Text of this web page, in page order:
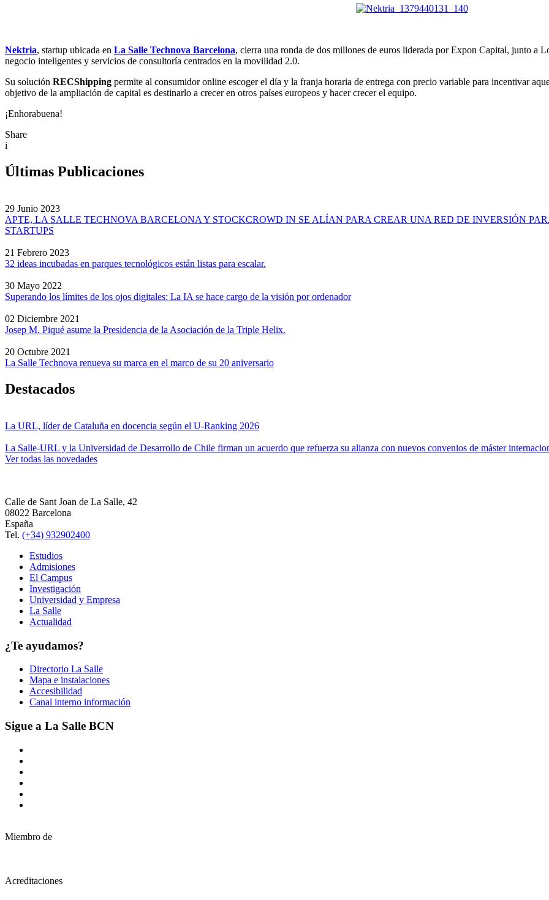
Nektria, startup ubicada en La Salle Technova Barcelona, cierra una ronda de dos millones de euros liderada por Expon Capital, junto a
negocio inteligentes y servicios de consultoría centrados en la movilidad 2.0.
Su solución RECShipping permite al consumidor online escoger el día y la franja horaria de entrega con precio variable para incentivar
objetivo de la ampliación de capital es destinarlo a crecer en otros países europeos y hacer crecer el equipo.
¡Enhorabuena!
Share
i
Últimas Publicaciones
29 Junio 2023
APTE, LA SALLE TECHNOVA BARCELONA Y STOCKCROWD IN SE ALÍAN PARA CREAR UNA RED DE INVERSIÓN
STARTUPS
21 Febrero 2023
32 ideas incubadas en parques tecnológicos están listas para escalar.
30 Mayo 2022
Superando los límites de los ojos digitales: La IA se hace cargo de la visión por ordenador
02 Diciembre 2021
Josep M. Piqué asume la Presidencia de la Asociación de la Triple Helix.
20 Octubre 2021
La Salle Technova renueva su marca en el marco de su 20 aniversario
Destacados
La URL, líder de Cataluña en docencia según el U-Ranking 2026
La Salle-URL y la Universidad de Desarrollo de Chile firman un acuerdo que refuerza su alianza con nuevos convenios de máster
Ver todas las novedades
Calle de Sant Joan de La Salle, 42
08022 Barcelona
España
Tel. (+34) 932902400
Estudios
Admisiones
El Campus
Investigación
Universidad y Empresa
La Salle
Actualidad
¿Te ayudamos?
Directorio La Salle
Mapa e instalaciones
Accesibilidad
Canal interno información
Sigue a La Salle BCN
Miembro de
Acreditaciones